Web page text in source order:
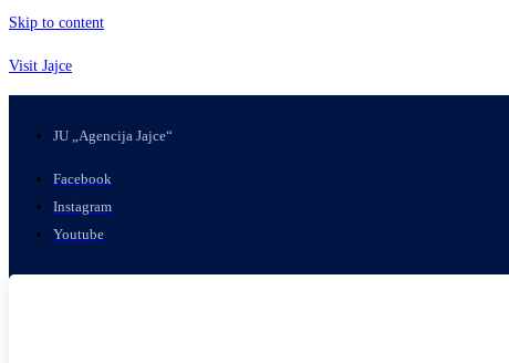
Skip to content
Visit Jajce
JU „Agencija Jajce“
Facebook
Instagram
Youtube